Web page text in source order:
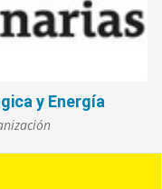
y Energía